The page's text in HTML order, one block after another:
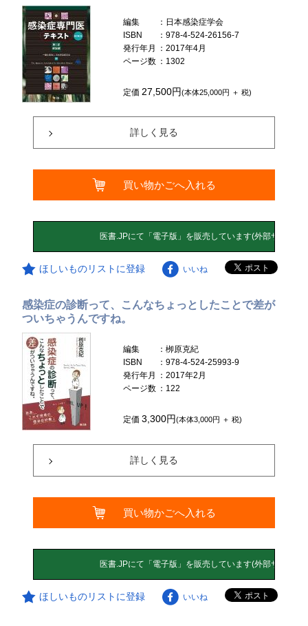
編集
：日本感染症学会
ISBN
：978-4-524-26156-7
発行年月
：2017年4月
ページ数 ：1302
定価27,500円(本体25,000円 ＋ 税)
詳しく見る
買い物かごへ入れる
ほしいものリストに登録 いいね
感染症の診断って、こんなちょっとしたことで差が
ついちゃうんですね。
編集
：栁原克紀
ISBN
：978-4-524-25993-9
発行年月
：2017年2月
ページ数 ：122
定価3,300円(本体3,000円 ＋ 税)
詳しく見る
買い物かごへ入れる
ほしいものリストに登録 いいね